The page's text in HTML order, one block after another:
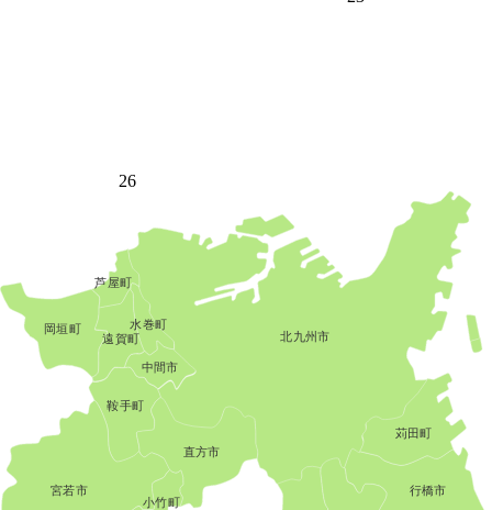
26
苅田町
行橋市
北九州市
直方市
小竹町
宮若市
鞍手町
中間市
水巻町
遠賀町
岡垣町
芦屋町